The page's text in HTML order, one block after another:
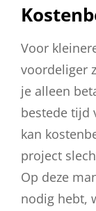
Voor
voordeliger
je alleen
bestede tijd
kan
project
Op deze
nodig hebt,